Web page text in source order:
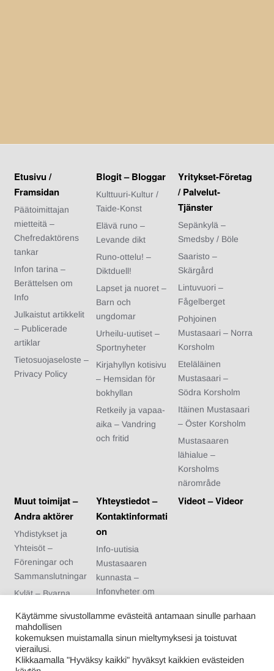
Etusivu /
Framsidan
Päätoimittajan
mietteitä –
Chefredaktörens
tankar
Infon tarina –
Berättelsen om
Info
Julkaistut artikkelit
– Publicerade
artiklar
Tietosuojaseloste –
Privacy Policy
Blogit – Bloggar
Kulttuuri-Kultur /
Taide-Konst
Elävä runo –
Levande dikt
Runo-ottelu! –
Diktduell!
Lapset ja nuoret –
Barn och
ungdomar
Urheilu-uutiset –
Sportnyheter
Kirjahyllyn kotisivu
– Hemsidan för
bokhyllan
Retkeily ja vapaa-
aika – Vandring
och fritid
Yritykset-Företag
/ Palvelut-
Tjänster
Sepänkylä –
Smedsby / Böle
Saaristo –
Skärgård
Lintuvuori –
Fågelberget
Pohjoinen
Mustasaari – Norra
Korsholm
Eteläläinen
Mustasaari –
Södra Korsholm
Itäinen Mustasaari
– Öster Korsholm
Mustasaaren
lähialue –
Korsholms
närområde
Muut toimijat –
Andra aktörer
Yhdistykset ja
Yhteisöt –
Föreningar och
Sammanslutningar
Kylät – Byarna
Urheiluseurat –
Idrottsföreningar
Nuoriso- ja
kotiseutuyhdistykse
Yhteystiedot –
Kontaktinformati
on
Info-uutisia
Mustasaaren
kunnasta –
Infonyheter om
kommun
Arvonnan säännöt
tävlingen
Videot – Videor
Käytämme sivustollamme evästeitä antamaan sinulle parhaan
mahdollisen
kokemuksen muistamalla sinun mieltymyksesi ja toistuvat
vierailusi.
Klikkaamalla "Hyväksy kaikki" hyväksyt kaikkien evästeiden